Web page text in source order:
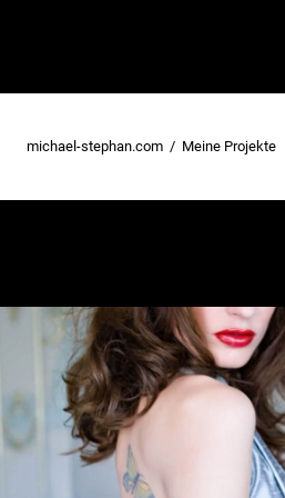
michael-stephan.com Meine Projekte